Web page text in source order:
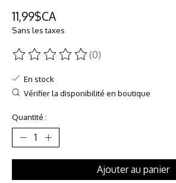
11,99$CA
Sans les taxes
Ce produit est évalué à
(0)
En stock
Vérifier la disponibilité en boutique
Quantité :
Ajouter au panier